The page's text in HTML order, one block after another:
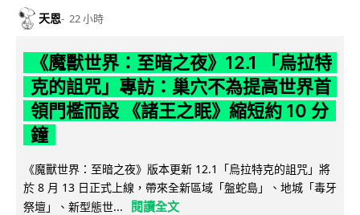
天恩 22 小時
《魔獸世界：至暗之夜》12.1 「烏拉特
克的詛咒」專訪：巢穴不為提高世界首
領門檻而設 《諸王之眠》縮短約 10 分
鐘
《魔獸世界：至暗之夜》版本更新 12.1「烏拉特克的詛咒」將
於 8 月 13 日正式上線，帶來全新區域「盤蛇島」、地城「毒牙
祭壇」、新型態世...
閱讀全文